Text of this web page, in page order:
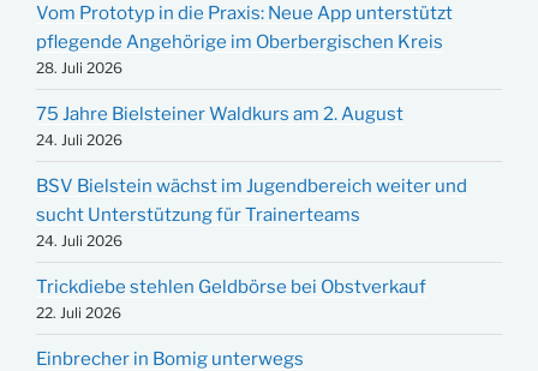
Vom Prototyp in die Praxis: Neue App unterstützt
pflegende Angehörige im Oberbergischen Kreis
28. Juli 2026
75 Jahre Bielsteiner Waldkurs am 2. August
24. Juli 2026
BSV Bielstein wächst im Jugendbereich weiter und
sucht Unterstützung für Trainerteams
24. Juli 2026
Trickdiebe stehlen Geldbörse bei Obstverkauf
22. Juli 2026
Einbrecher in Bomig unterwegs